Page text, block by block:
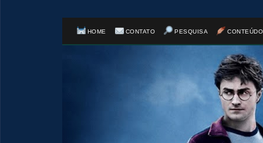
HOME CONTATO PESQUISA